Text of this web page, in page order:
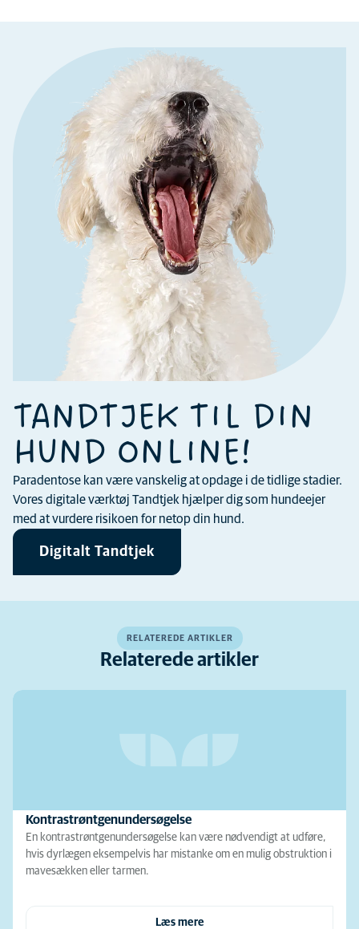
TANDTJEK TIL DIN
HUND ONLINE!
Paradentose kan være vanskelig at opdage i de tidlige stadier.
Vores digitale værktøj Tandtjek hjælper dig som hundeejer
med at vurdere risikoen for netop din hund.
Digitalt Tandtjek
RELATEREDE ARTIKLER
Relaterede artikler
Kontrastrøntgenundersøgelse
En kontrastrøntgenundersøgelse kan være nødvendigt at udføre,
hvis dyrlægen eksempelvis har mistanke om en mulig obstruktion i
mavesækken eller tarmen.
Læs mere